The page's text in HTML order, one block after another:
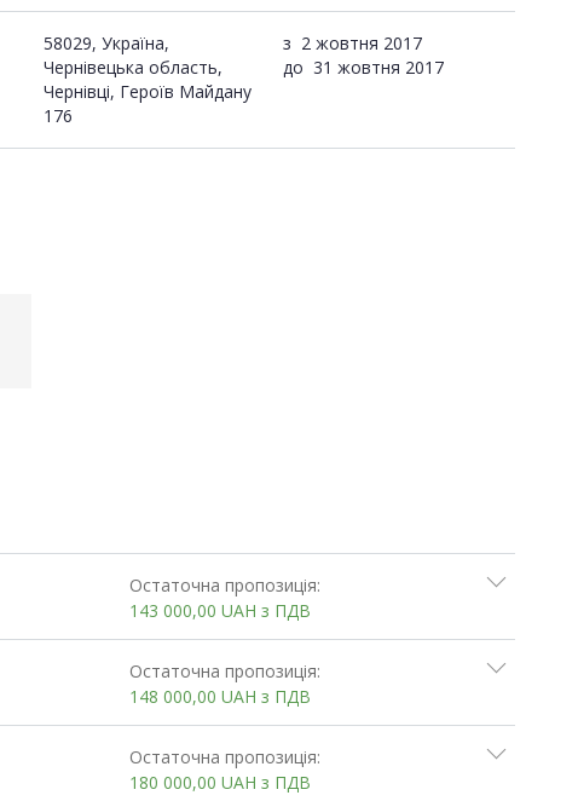
58029, Україна,
Чернівецька область,
Чернівці, Героїв Майдану
176
з 2 жовтня 2017
до 31 жовтня 2017
Остаточна пропозиція:
143 000,00UAHз ПДВ
Остаточна пропозиція:
148 000,00UAHз ПДВ
Остаточна пропозиція:
180 000,00UAHз ПДВ